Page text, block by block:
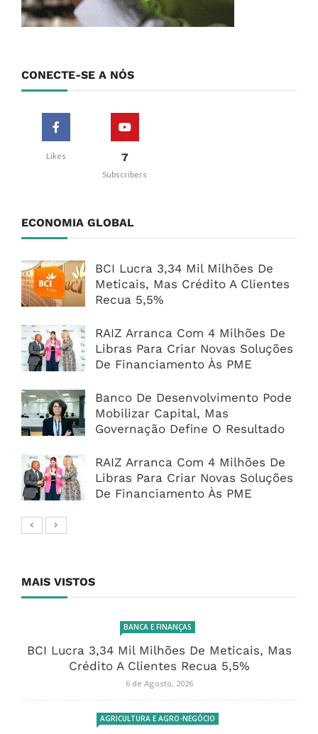
CONECTE-SE A NÓS
Likes 7
Subscribers
ECONOMIA GLOBAL
BCI Lucra 3,34 Mil Milhões De
Meticais, Mas Crédito A Clientes
Recua 5,5%
RAIZ Arranca Com 4 Milhões De
Libras Para Criar Novas Soluções
De Financiamento Às PME
Banco De Desenvolvimento Pode
Mobilizar Capital, Mas
Governação Define O Resultado
RAIZ Arranca Com 4 Milhões De
Libras Para Criar Novas Soluções
De Financiamento Às PME
MAIS VISTOS
BANCA E FINANÇAS
BCI Lucra 3,34 Mil Milhões De Meticais, Mas
Crédito A Clientes Recua 5,5%
6 de Agosto, 2026
AGRICULTURA E AGRO-NEGÓCIO